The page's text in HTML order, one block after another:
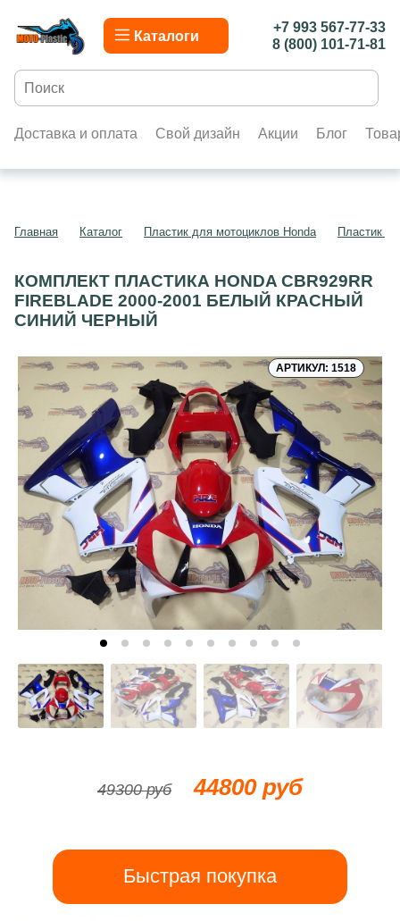
Каталоги
+7 993 567-77-33
8 (800) 101-71-81
Доставка и оплата Свой дизайн Акции Блог
Главная Каталог Пластик для мотоциклов Honda Пластик
КОМПЛЕКТ ПЛАСТИКА HONDA CBR929RR
FIREBLADE 2000-2001 БЕЛЫЙ КРАСНЫЙ
СИНИЙ ЧЕРНЫЙ
АРТИКУЛ: 1518
49300 руб 44800 руб
Быстрая покупка